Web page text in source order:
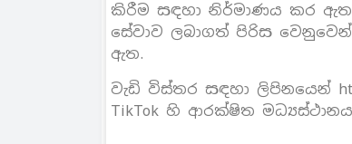
කිරීම සඳහා නිර්මාණය කර
සේවාව ලබාගත් පිරිස
ඇත.
වැඩි විස්තර සඳහා ලිපිනයෙන්
TikTok හි ආරක්ෂිත